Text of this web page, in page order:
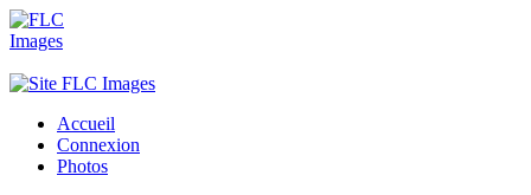
Accueil
Connexion
Photos